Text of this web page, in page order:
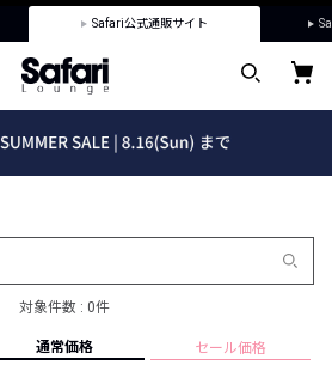
Safari公式通販サイト
対象件数 : 0件
通常価格 セール価格